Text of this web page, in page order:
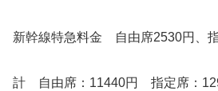
新幹線特急料金 自由席2530円、
計 自由席：11440円 指定席：